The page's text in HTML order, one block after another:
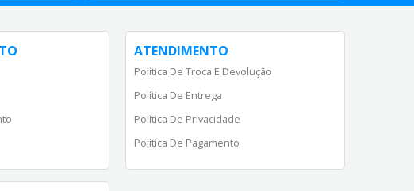
ATENDIMENTO
Política De Troca E Devolução
Política De Entrega
Política De Privacidade
Política De Pagamento